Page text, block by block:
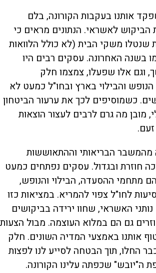
אותנו בעקבות הקורונה, בלם
לאשראי. הנתונים מראים כי
שנטלו משקי הבית (לא כולל הלוואות
בשנה האחרונה. עסקים רבים היו
וגם אלו שפעלו, צמצמו חלק
והבילוי בארץ ובחו"ל כמעט לא
כשמוסיפים לכך את ערעור הביטחון
מובן מה גרם לרבים לעצור הוצאות
הבריאותי וההתאוששות
חוזרת ובגדול. עסקים נפתחים כמעט
מתחמי ההסעדה, הבילוי והנופש,
לחו"ל צפוי להמריא. במציאות כזו
נותני האשראי, שחוו ירידה בביקושים
גם הם במלוא העוצמה. מבול הצעות
אותנו באמצעי המדיה השונים. חלק
החלו, תוך הבטחה לסייע לנו לפצות
ה"יובש" שכפתה עלינו הקורונה.